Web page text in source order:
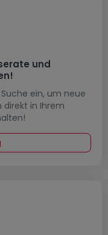
und
ein, um neue
direkt in Ihrem